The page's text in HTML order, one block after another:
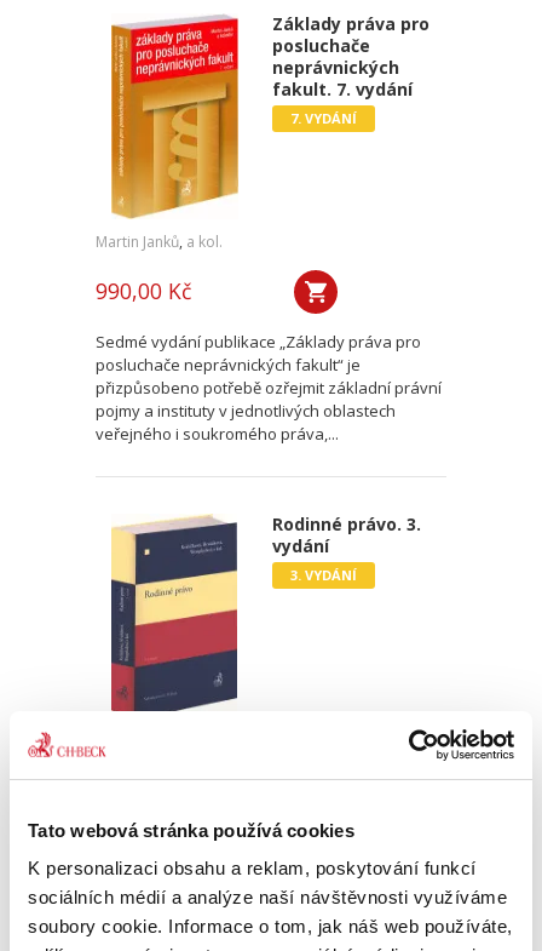
Tato webová stránka používá cookies
K personalizaci obsahu a reklam, poskytování funkcí
sociálních médií a analýze naší návštěvnosti využíváme
soubory cookie. Informace o tom, jak náš web používáte,
Základy práva pro
posluchače
neprávnických
fakult. 7. vydání
7. VYDÁNÍ
Martin Janků, a kol.
990,00 Kč
Sedmé vydání publikace „Základy práva pro
posluchače neprávnických fakult“ je
přizpůsobeno potřebě ozřejmit základní právní
pojmy a instituty v jednotlivých oblastech
veřejného i soukromého práva,...
Rodinné právo. 3.
vydání
3. VYDÁNÍ
Zdeňka Králíčková Lenka Westphalová ,a kol.
Třetí, podstatně přepracované a aktualizované
vydání učebnice rodinného práva, napsané
čtivě a srozumitelně, reaguje na poměrně
rozsáhlou novelu občanského zákoníku a
procesních předpisů ve věci...